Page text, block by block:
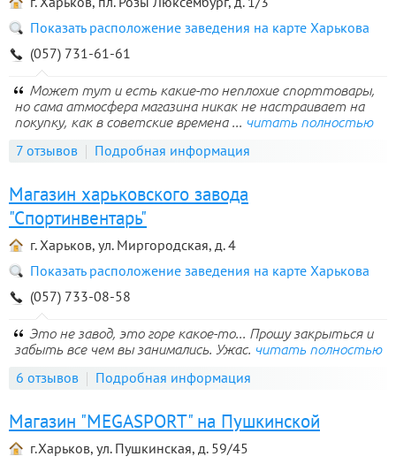
Показать расположение заведения на карте Харькова
(057) 731-61-61
Может тут и есть какие-то неплохие спорттовары,
но сама атмосфера магазина никак не настраивает на
покупку, как в советские времена ... читать полностью
7 отзывов Подробная информация
Магазин харьковского завода
"Спортинвентарь"
г. Харьков, ул. Миргородская, д. 4
Показать расположение заведения на карте Харькова
(057) 733-08-58
Это не завод, это горе какое-то... Прошу закрыться и
забыть все чем вы занимались. Ужас. читать полностью
6 отзывов Подробная информация
Магазин "MEGASPORT" на Пушкинской
г.Харьков, ул. Пушкинская, д. 59/45